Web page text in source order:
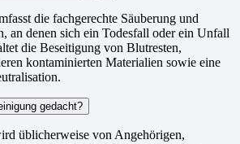
die fachgerechte Säuberung und
an denen sich ein Todesfall oder ein Unfall
die Beseitigung von Blutresten,
kontaminierten Materialien sowie eine
gedacht?
üblicherweise von Angehörigen,